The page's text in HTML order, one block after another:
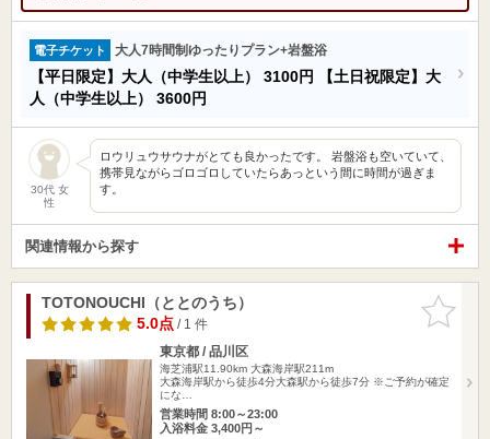
電子チケット 大人7時間制ゆったりプラン+岩盤浴
【平日限定】大人（中学生以上） 3100円
【土日祝限定】大
人（中学生以上） 3600円
30代 女
性
ロウリュウサウナがとても良かったです。 岩盤浴も空いていて、
携帯見ながらゴロゴロしていたらあっという間に時間が過ぎま
す。
関連情報から探す
お気に入
りに追加
TOTONOUCHI（ととのうち）
5.0点/ 1 件
東京都 / 品川区
海芝浦駅11.90km 大森海岸駅211m
大森海岸駅から徒歩4分 ​大森駅から徒歩7分 ※ご予約が確定
にな…
営業時間 8:00～23:00
入浴料金 3,400円～